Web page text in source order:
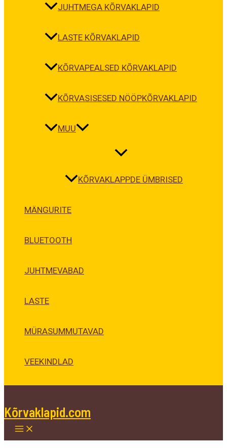
JUHTMEGA KÕRVAKLAPID
LASTE KÕRVAKLAPID
KÕRVAPEALSED KÕRVAKLAPID
KÕRVASISESED NÖÖPKÕRVAKLAPID
MUU
KÕRVAKLAPPDE ÜMBRISED
MÄNGURITE
BLUETOOTH
JUHTMEVABAD
LASTE
MÜRASUMMUTAVAD
VEEKINDLAD
Kõrvaklapid.com